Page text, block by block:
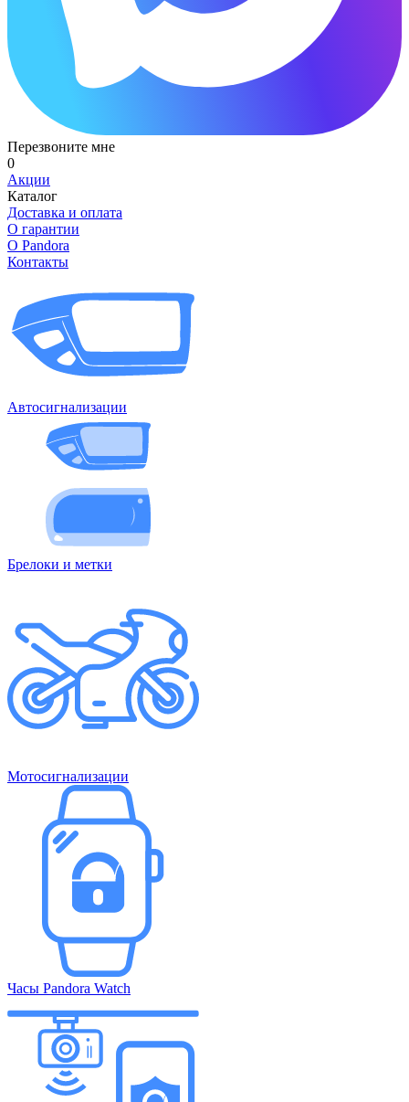
Перезвоните мне
0
Акции
Каталог
Доставка и оплата
О гарантии
О Pandora
Контакты
Автосигнализации
Брелоки и метки
Мотосигнализации
Часы Pandora Watch